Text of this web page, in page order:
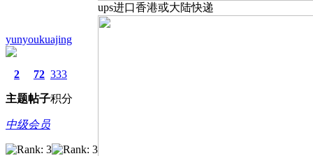
yunyoukuajing
2
主题
72
帖子
333
积分
中级会员
ups进口香港或大陆快递